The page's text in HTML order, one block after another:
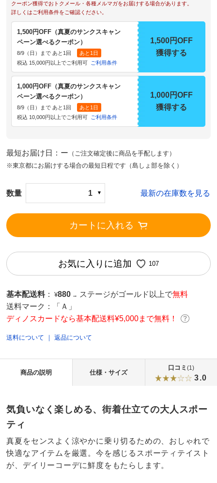
クーポン獲得でおトクメール・各種メルマガをお届けする場合があります。
詳しくはご利用条件をご確認ください。
1,500円OFF（真夏のサンクスキャン
ペーン選べるクーポン）
8/9（日）まで あと1回
あと1日
税込 15,000円以上でご利用可
ご利用条件
1,500円OFF
獲得する
1,000円OFF（真夏のサンクスキャン
ペーン選べるクーポン）
8/9（日）まで あと1回
あと1日
税込 10,000円以上でご利用可
ご利用条件
1,000円OFF
獲得する
最短お届け日：ー （ご注文確定後に商品を手配します）
※東京都にお届けする場合の最短日程です（島しょ部を除く）
数量 1 最新の在庫数を見る
カートに入れる
お気に入りに追加 107
基本配送料 ： ¥880 → ステージがゴールド以上で無料
送料マーク：
「Ａ」
ディノスカードなら基本配送料¥5,000まで無料！
送料について ｜返品について
商品の説明 仕様・サイズ
口コミ (1)
3.0
気負いなく楽しめる、街着仕立ての大人スポー
ティ
真夏をセンスよく涼やかに乗り切るための、おしゃれで
快適なアイテムを厳選。今を感じるスポーティテイスト
が、デイリーコーデに鮮度をもたらします。